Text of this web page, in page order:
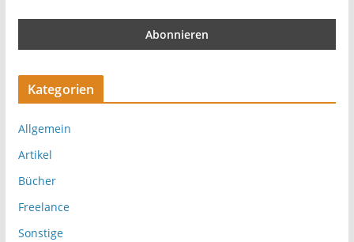
Kategorien
Allgemein
Artikel
Bücher
Freelance
Sonstige